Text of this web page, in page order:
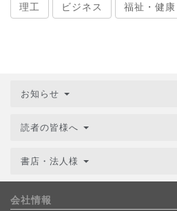
理工 ビジネス 福祉・健康
お知らせ
読者の皆様へ
書店・法人様
会社情報